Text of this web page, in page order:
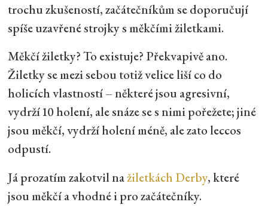
trochu zkušeností, začátečníkům se doporučují
spíše uzavřené strojky s měkčími žiletkami.
Měkčí žiletky? To existuje? Překvapivě ano.
Žiletky se mezi sebou totiž velice liší co do
holicích vlastností – některé jsou agresivní,
vydrží 10 holení, ale snáze se s nimi pořežete; jiné
jsou měkčí, vydrží holení méně, ale zato leccos
odpustí.
Já prozatím zakotvil nažiletkách Derby, které
jsou měkčí a vhodné i pro začátečníky.